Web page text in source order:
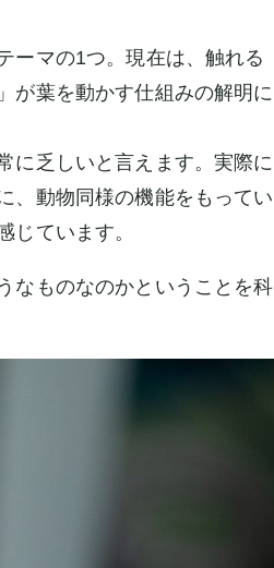
ーマの1つ。現在は、触れる
が葉を動かす仕組みの解明に
に乏しいと言えます。実際に
、動物同様の機能をもってい
ています。
なものなのかということを科